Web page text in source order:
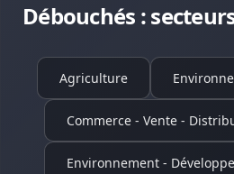
Débouchés :
Agriculture
Commerce - Vente -
Environnement -